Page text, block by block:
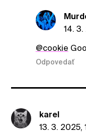
14.
@cookie
Odpovedať
karel
13. 3. 2025,